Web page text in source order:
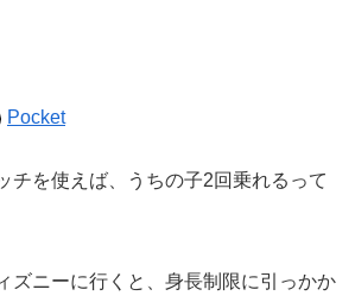
Pocket
チを使えば、うちの子2回乗れるって
ズニーに行くと、身長制限に引っかか